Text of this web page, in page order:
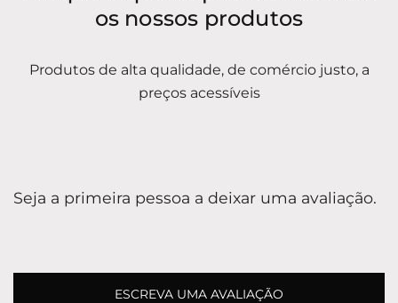
os nossos produtos
Produtos de alta qualidade, de comércio justo, a
preços acessíveis
Seja a primeira pessoa a deixar uma avaliação.
ESCREVA UMA AVALIAÇÃO